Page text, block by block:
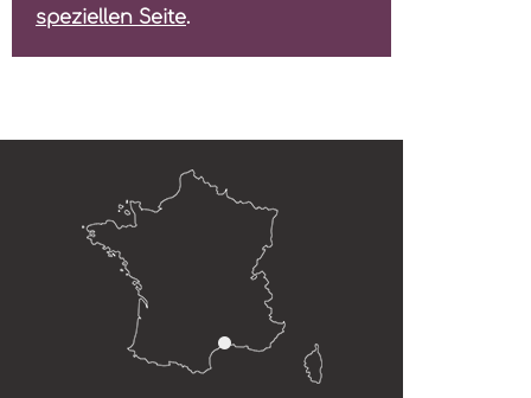
speziellen Seite.